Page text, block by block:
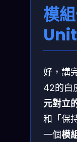
模
好，講
42的白
元對立
和「保
一個模